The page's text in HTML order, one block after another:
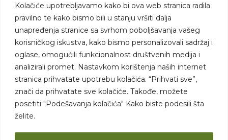
Kolačiće upotrebljavamo kako bi ova web stranica radila
pravilno te kako bismo bili u stanju vršiti dalja
unapređenja stranice sa svrhom poboljšavanja vašeg
korisničkog iskustva, kako bismo personalizovali sadržaj i
oglase, omogućili funkcionalnost društvenih medija i
analizirali promet. Nastavkom korištenja naših internet
stranica prihvatate upotrebu kolačića. “Prihvati sve”,
znači da prihvatate sve kolačiće. Takođe, možete
posetiti "Podešavanja kolačića" Kako biste podesili šta
želite.
Svet poljoprivrede
Marketing usluge
Tražimo saradnike
Kontakt
Kontakt